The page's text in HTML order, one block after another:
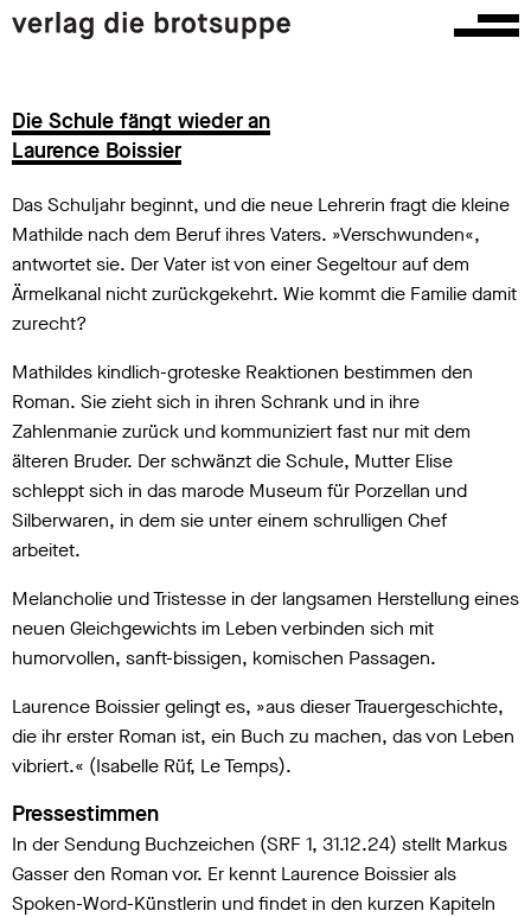
Die Schule fängt wieder an
Laurence Boissier
Das Schuljahr beginnt, und die neue Lehrerin fragt die kleine
Mathilde nach dem Beruf ihres Vaters. »Verschwunden«,
antwortet sie. Der Vater ist von einer Segeltour auf dem
Ärmelkanal nicht zurückgekehrt. Wie kommt die Familie damit
zurecht?
Mathildes kindlich-groteske Reaktionen bestimmen den
Roman. Sie zieht sich in ihren Schrank und in ihre
Zahlenmanie zurück und kommuniziert fast nur mit dem
älteren Bruder. Der schwänzt die Schule, Mutter Elise
schleppt sich in das marode Museum für Porzellan und
Silberwaren, in dem sie unter einem schrulligen Chef
arbeitet.
Melancholie und Tristesse in der langsamen Herstellung eines
neuen Gleichgewichts im Leben verbinden sich mit
humorvollen, sanft-bissigen, komischen Passagen.
Laurence Boissier gelingt es, »aus dieser Trauergeschichte,
die ihr erster Roman ist, ein Buch zu machen, das von Leben
vibriert.« (Isabelle Rüf, Le Temps).
Pressestimmen
In der Sendung Buchzeichen (SRF 1, 31.12.24) stellt Markus
Gasser den Roman vor. Er kennt Laurence Boissier als
Spoken-Word-Künstlerin und findet in den kurzen Kapiteln